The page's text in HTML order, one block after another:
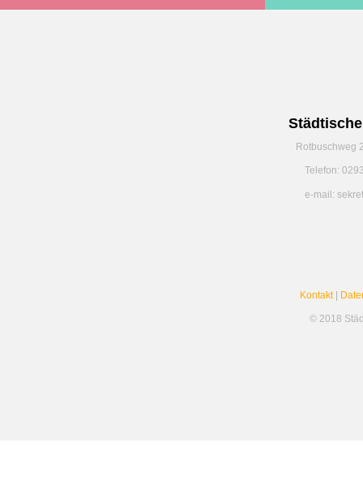
Rotbuschweg
Telefon:
e-mail:
Kontakt|
© 2018